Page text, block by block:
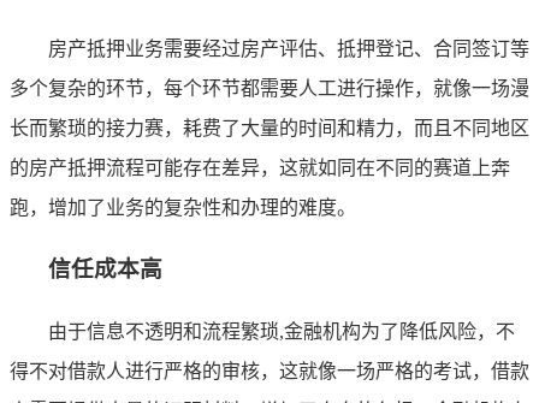
房产抵押业务需要经过房产评估、抵押登记、合同签订等
多个复杂的环节，每个环节都需要人工进行操作，就像一场漫
长而繁琐的接力赛，耗费了大量的时间和精力，而且不同地区
的房产抵押流程可能存在差异，这就如同在不同的赛道上奔
跑，增加了业务的复杂性和办理的难度。
信任成本高
由于信息不透明和流程繁琐,金融机构为了降低风险，不
得不对借款人进行严格的审核，这就像一场严格的考试，借款